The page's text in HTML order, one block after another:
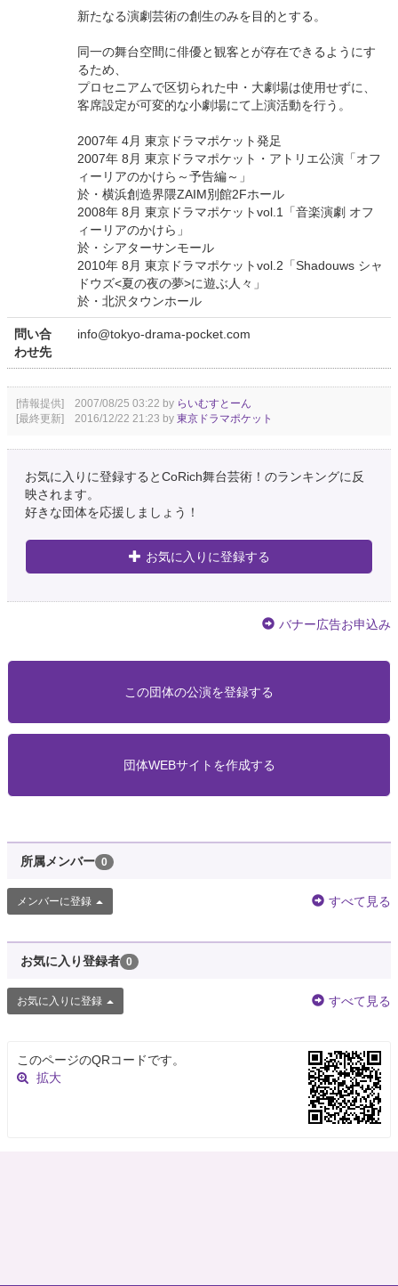
新たなる演劇芸術の創生のみを目的とする。
同一の舞台空間に俳優と観客とが存在できるようにす
るため、
プロセニアムで区切られた中・大劇場は使用せずに、
客席設定が可変的な小劇場にて上演活動を行う。
2007年 4月 東京ドラマポケット発足
2007年 8月 東京ドラマポケット・アトリエ公演「オフ
ィーリアのかけら～予告編～」
於・横浜創造界隈ZAIM別館2Fホール
2008年 8月 東京ドラマポケットvol.1「音楽演劇 オフ
ィーリアのかけら」
於・シアターサンモール
2010年 8月 東京ドラマポケットvol.2「Shadouws シャ
ドウズ<夏の夜の夢>に遊ぶ人々」
於・北沢タウンホール
問い合
わせ先
info@tokyo-drama-pocket.com
[情報提供] 2007/08/25 03:22 by らいむすとーん
[最終更新] 2016/12/22 21:23 by 東京ドラマポケット
お気に入りに登録するとCoRich舞台芸術！のランキングに反
映されます。
好きな団体を応援しましょう！
お気に入りに登録する
バナー広告お申込み
この団体の公演を登録する
団体WEBサイトを作成する
所属メンバー 0
メンバーに登録 すべて見る
お気に入り登録者 0
お気に入りに登録 すべて見る
このページのQRコードです。
拡大